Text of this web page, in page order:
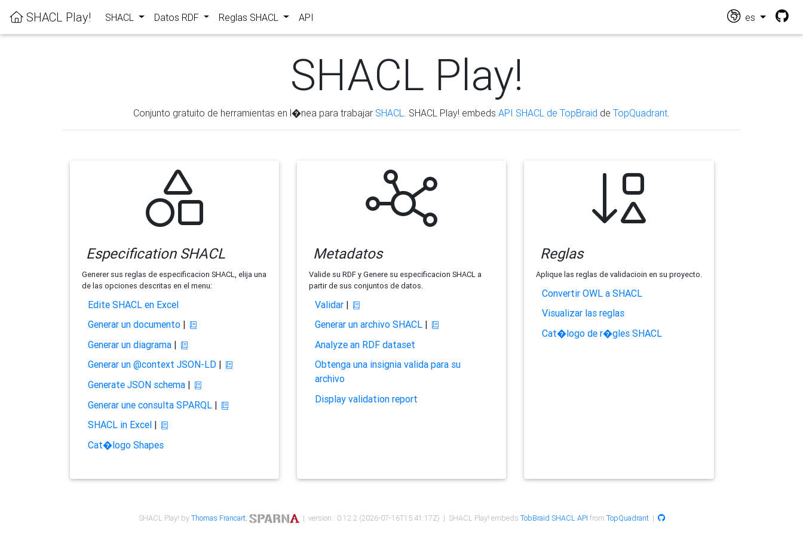
SHACL Play! SHACL Datos RDF Reglas SHACL API es
SHACL Play!
Conjunto gratuito de herramientas en l�nea para trabajar SHACL . SHACL Play! embeds API SHACL de TopBraid de TopQuadrant
Especification SHACL
Generer sus reglas de especificacion SHACL, elija una
de las opciones descritas en el menu:
Edite SHACL en Excel
Generar un documento|
Generar un diagrama|
Generar un @context JSON-LD|
Generate JSON schema|
Generar une consulta SPARQL|
SHACL in Excel|
Cat�logo Shapes
Metadatos
Valide su RDF y Genere su especificacion SHACL a
partir de sus conjuntos de datos.
Validar|
Generar un archivo SHACL|
Analyze an RDF dataset
Obtenga una insignia valida para su
archivo
Display validation report
Reglas
Aplique las reglas de validacioin en su proyecto.
Convertir OWL a SHACL
Visualizar las reglas
Cat�logo de r�gles SHACL
SHACL Play! byThomas Francart, | version : 0.12.2 (2026-07-16T15:41:17Z) | SHACL Play! embeds TobBraid SHACL API from TopQuadrant|